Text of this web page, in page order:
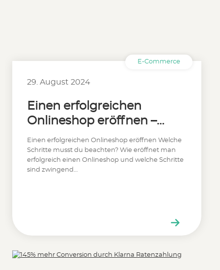
E-Commerce
29. August 2024
Einen erfolgreichen
Onlineshop eröffnen –
Das gilt es zu beachten
Einen erfolgreichen Onlineshop eröffnen Welche
Schritte musst du beachten? Wie eröffnet man
erfolgreich einen Onlineshop und welche Schritte
sind zwingend…